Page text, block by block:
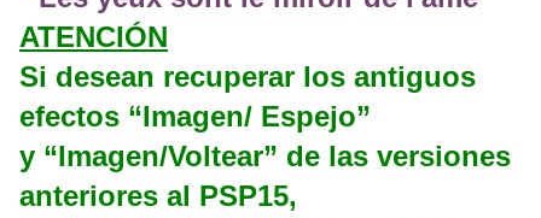
ATENCIÓN
Si desean recuperar los antiguos
efectos “Imagen/ Espejo”
y “Imagen/Voltear” de las versiones
anteriores al PSP15,